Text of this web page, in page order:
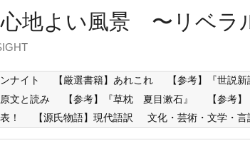
地よい風景 〜リベラ
ナイト 【厳選書籍】あれこれ 【参考】『世説
文と読み
【参考】『草枕 夏目漱石』 【参考
！
【源氏物語】現代語訳 文化・芸術・文学・言